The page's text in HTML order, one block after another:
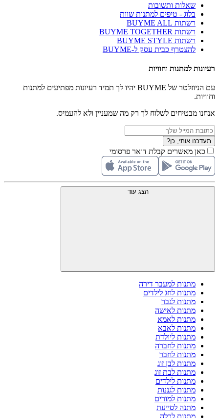
שאלות ותשובות
בלוג - טיפים למתנות שוות
רשתות BUYME ALL
רשתות BUYME TOGETHER
רשתות BUYME STYLE
להצטרף כבית עסק ל-BUYME
רעיונות למתנות וחוויות
עם הניוזלטר של BUYME יהיו לך תמיד רעיונות מפתיעים למתנות
וחוויות.
אנחנו מבטיחים לשלוח לך רק מה שמעניין ולא להעמיס.
תעדכנו אותי, כן?
כאן מאשרים קבלת דואר פרסומי
הצג עוד
מתנות למעבר דירה
מתנות לחג לילדים
מתנות לגבר
מתנות לאישה
מתנות לאמא
מתנות לאבא
מתנות ליולדת
מתנות לחברה
מתנות לחבר
מתנות לבן זוג
מתנות לבת זוג
מתנות לילדים
מתנות לגננות
מתנות למורים
מתנה לסייעת
מתנות לכלה